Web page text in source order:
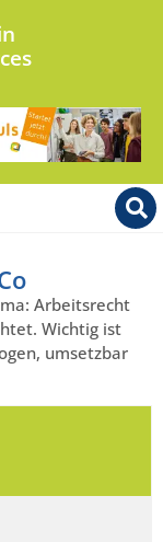
Arbeitsrecht
Wichtig ist
umsetzbar